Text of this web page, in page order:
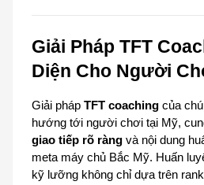
Giải Pháp TFT
Diện Cho Người
Giải pháp TFT coaching của
hướng tới người chơi tại Mỹ,
giao tiếp rõ ràng và nội dung
meta máy chủ Bắc Mỹ. Huấn
kỹ lưỡng không chỉ dựa trên